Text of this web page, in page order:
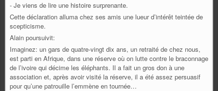
- Je viens de lire une histoire surprenante.
Cette déclaration alluma chez ses amis une lueur d’intérêt teintée de
scepticisme.
Alain poursuivit:
Imaginez: un gars de quatre-vingt dix ans, un retraité de chez nous,
est parti en Afrique, dans une réserve où on lutte contre le braconnage
de l’ivoire qui décime les éléphants. Il a fait un gros don à une
association et, après avoir visité la réserve, il a été assez persuasif
pour qu’une patrouille l’emmène en tournée…